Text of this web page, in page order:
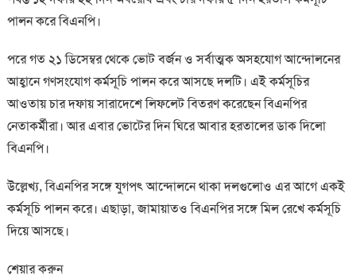
পালন করে বিএনপি।
পরে গত ২১ ডিসেম্বর থেকে ভোট বর্জন ও সর্বাত্মক অসহযোগ আন্দোলনের
আহ্বানে গণসংযোগ কর্মসূচি পালন করে আসছে দলটি। এই কর্মসূচির
আওতায় চার দফায় সারাদেশে লিফলেট বিতরণ করেছেন বিএনপির
নেতাকর্মীরা। আর এবার ভোটের দিন ঘিরে আবার হরতালের ডাক দিলো
বিএনপি।
উল্লেখ্য, বিএনপির সঙ্গে যুগপৎ আন্দোলনে থাকা দলগুলোও এর আগে একই
কর্মসূচি পালন করে। এছাড়া, জামায়াতও বিএনপির সঙ্গে মিল রেখে কর্মসূচি
দিয়ে আসছে।
শেয়ার করুন